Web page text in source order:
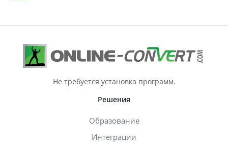
Не требуется установка программ.
Решения
Образование
Интеграции